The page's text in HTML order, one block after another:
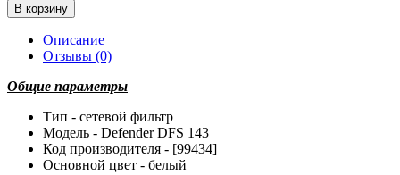
В корзину
Описание
Отзывы (0)
Общие параметры
Тип - сетевой фильтр
Модель - Defender DFS 143
Код производителя - [99434]
Основной цвет - белый